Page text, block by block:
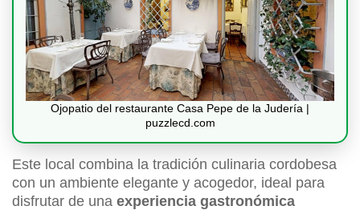
Ojopatio del restaurante Casa Pepe de la Judería |
puzzlecd.com
Este local combina la tradición culinaria cordobesa
con un ambiente elegante y acogedor, ideal para
disfrutar de una experiencia gastronómica